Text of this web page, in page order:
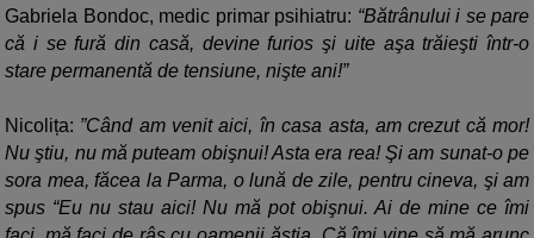
Gabriela Bondoc, medic primar psihiatru: “Bătrânului i se pare
că i se fură din casă, devine furios şi uite aşa trăieşti într-o
stare permanentă de tensiune, nişte ani!”
Nicolița: ”Când am venit aici, în casa asta, am crezut că mor!
Nu ştiu, nu mă puteam obişnui! Asta era rea! Şi am sunat-o pe
sora mea, făcea la Parma, o lună de zile, pentru cineva, şi am
spus “Eu nu stau aici! Nu mă pot obişnui. Ai de mine ce îmi